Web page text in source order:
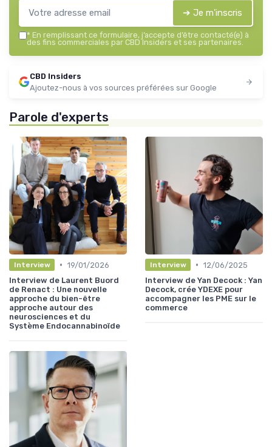
➔ Je m'inscris
* En remplissant ce formulaire, j’accepte d’être contacté(e) à
des fins commerciales par CBD Insiders et ses partenaires.
CBD Insiders
Ajoutez-nous à vos sources préférées sur Google
Parole d'experts
Interview • 19/01/2026
Interview de Laurent Buord
de Renact : Une nouvelle
approche du bien-être
approche autour des
neurosciences et du
Système Endocannabinoïde
Interview • 12/06/2025
Interview de Yan Decock : Yan
Decock, crée YDEXE pour
accompagner les PME sur le
commerce